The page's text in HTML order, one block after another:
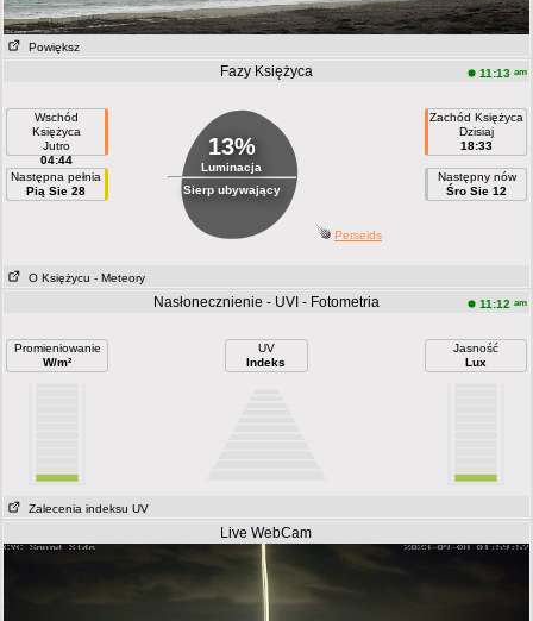
Powiększ
Fazy Księżyca 11:13 am
Wschód
Księżyca
Jutro
04:44
Następna pełnia
Pią Sie 28
13%
Luminacja
Sierp ubywający
Zachód Księżyca
Dzisiaj
18:33
Następny nów
Śro Sie 12
Perseids
O Księżycu - Meteory
Nasłonecznienie - UVI - Fotometria 11:12 am
Promieniowanie
W/m²
UV
Indeks
Jasność
Lux
Zalecenia indeksu UV
Live WebCam